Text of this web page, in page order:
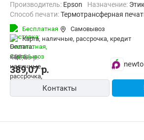
Производитель: Epson Назначение:
Способ печати:Термотрансферная
Бесплатная
Самовывоз
карта, наличные, рассрочка, кредит
389,07р.
450,86р.
Контакты